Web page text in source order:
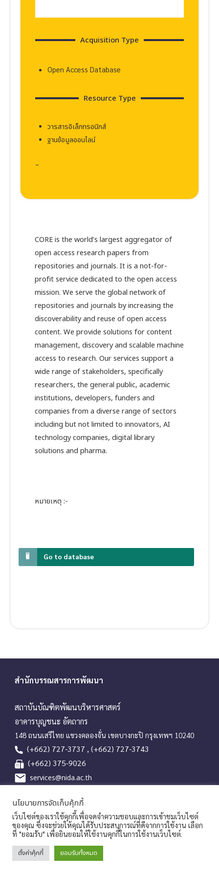
Acquisition Type
Open Access Database
Resource Type
วารสารอิเล็กทรอนิกส์
ฐานข้อมูลออนไลน์
–
CORE is the world’s largest aggregator of
open access research papers from
repositories and journals. It is a not-for-
profit service dedicated to the open access
mission. We serve the global network of
repositories and journals by increasing the
discoverability and reuse of open access
content. We provide solutions for content
management, discovery and scalable machine
access to research. Our services support a
wide range of stakeholders, specifically
researchers, the general public, academic
institutions, developers, funders and
companies from a diverse range of sectors
including but not limited to innovators, AI
technology companies, digital library
solutions and pharma.
หมายเหตุ :-
Go to database
สำนักบรรณสารการพัฒนา
สถาบันบัณฑิตพัฒนบริหารศาสตร์
อาคารบุญชนะ อัตถากร
148 ถนนเสรีไทย แขวงคลองจั่น เขตบางกะปิ กรุงเทพฯ 10240
(+662) 727-3737 , (+662) 727-3743
(+662) 375-9026
services@nida.ac.th
Line OA
Copyrights © 2026 Library and Information Center, NIDA
นโยบายการจัดเก็บคุ้กกี้
เว็บไซต์ของเราใช้คุกกี้เพื่อจดจำความชอบและการเข้าชมเว็บไซต์
ของคุณ ซึ่งจะช่วยให้คุณได้รับประสบการณ์ที่ดีจากการใช้งาน เลือก
ที่ "ยอมรับ" เพื่อยินยอมให้ใช้งานคุกกี้ในการใช้งานเว็บไซต์.
ตั้งค่าคุ้กกี้ ยอมรับทั้งหมด